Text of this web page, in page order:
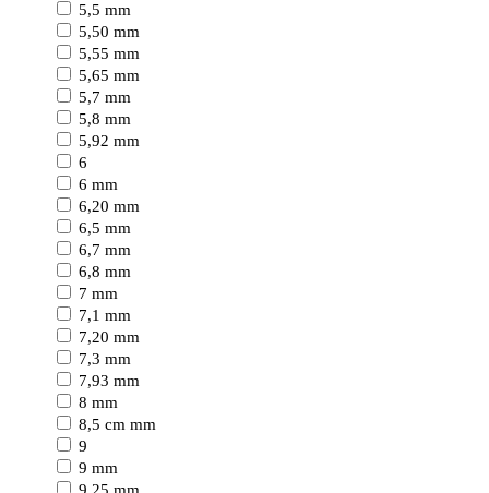
5,5 mm
5,50 mm
5,55 mm
5,65 mm
5,7 mm
5,8 mm
5,92 mm
6
6 mm
6,20 mm
6,5 mm
6,7 mm
6,8 mm
7 mm
7,1 mm
7,20 mm
7,3 mm
7,93 mm
8 mm
8,5 cm mm
9
9 mm